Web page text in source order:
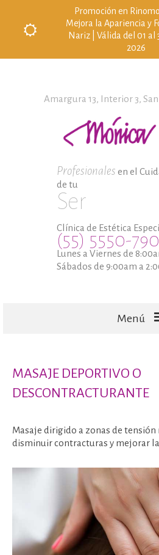
Promoción en
Mejora la Apariencia y
Nariz | Válida del 01 al
2026
Amargura 13, Interior 3,
Profesionales en el
de tu
Ser
Clínica de Estética
(55) 5550-
Lunes a Viernes de
Sábados de 9:00am a
Menú
CORPORALES
MASAJE DEPORTIVO O
DESCONTRACTURANTE
Masaje dirigido a zonas de tensión
disminuir contracturas y mejorar